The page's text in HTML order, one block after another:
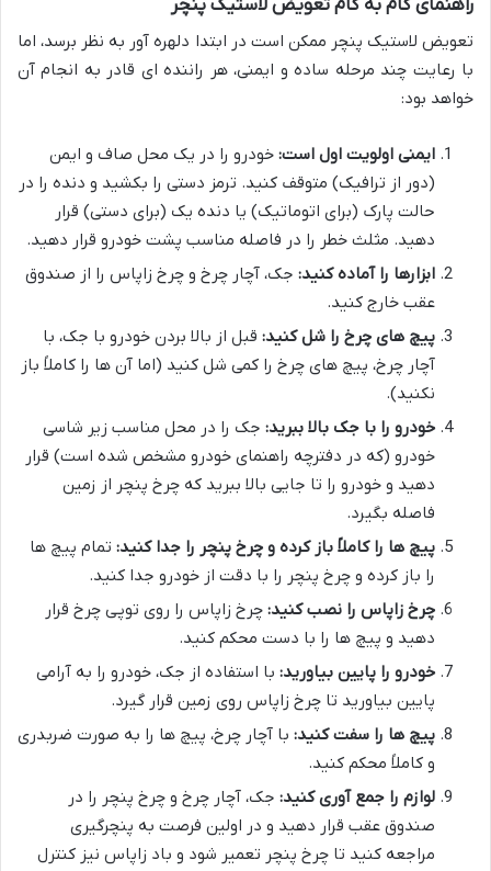
راهنمای گام به گام تعویض لاستیک پنچر
تعویض لاستیک پنچر ممکن است در ابتدا دلهره آور به نظر برسد، اما
با رعایت چند مرحله ساده و ایمنی، هر راننده ای قادر به انجام آن
خواهد بود:
ایمنی اولویت اول است: خودرو را در یک محل صاف و ایمن
(دور از ترافیک) متوقف کنید. ترمز دستی را بکشید و دنده را در
حالت پارک (برای اتوماتیک) یا دنده یک (برای دستی) قرار
دهید. مثلث خطر را در فاصله مناسب پشت خودرو قرار دهید.
ابزارها را آماده کنید: جک، آچار چرخ و چرخ زاپاس را از صندوق
عقب خارج کنید.
پیچ های چرخ را شل کنید: قبل از بالا بردن خودرو با جک، با
آچار چرخ، پیچ های چرخ را کمی شل کنید (اما آن ها را کاملاً باز
نکنید).
خودرو را با جک بالا ببرید: جک را در محل مناسب زیر شاسی
خودرو (که در دفترچه راهنمای خودرو مشخص شده است) قرار
دهید و خودرو را تا جایی بالا ببرید که چرخ پنچر از زمین
فاصله بگیرد.
پیچ ها را کاملاً باز کرده و چرخ پنچر را جدا کنید: تمام پیچ ها
را باز کرده و چرخ پنچر را با دقت از خودرو جدا کنید.
چرخ زاپاس را نصب کنید: چرخ زاپاس را روی توپی چرخ قرار
دهید و پیچ ها را با دست محکم کنید.
خودرو را پایین بیاورید: با استفاده از جک، خودرو را به آرامی
پایین بیاورید تا چرخ زاپاس روی زمین قرار گیرد.
پیچ ها را سفت کنید: با آچار چرخ، پیچ ها را به صورت ضربدری
و کاملاً محکم کنید.
لوازم را جمع آوری کنید: جک، آچار چرخ و چرخ پنچر را در
صندوق عقب قرار دهید و در اولین فرصت به پنچرگیری
مراجعه کنید تا چرخ پنچر تعمیر شود و باد زاپاس نیز کنترل